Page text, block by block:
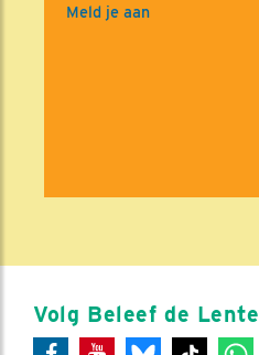
Meld je aan
Volg Beleef de Lente